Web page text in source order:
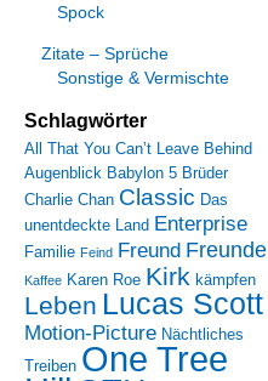
Spock
Zitate – Sprüche
Sonstige & Vermischte
Schlagwörter
All That You Can’t Leave Behind
Augenblick Babylon 5 Brüder
Charlie Chan Classic Das
unentdeckte Land Enterprise
Familie Feind Freund Freunde
Kaffee Karen Roe Kirk kämpfen
Leben Lucas Scott
Motion-Picture Nächtliches
Treiben One Tree